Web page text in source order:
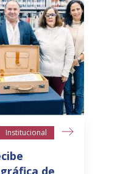
Institucional
de